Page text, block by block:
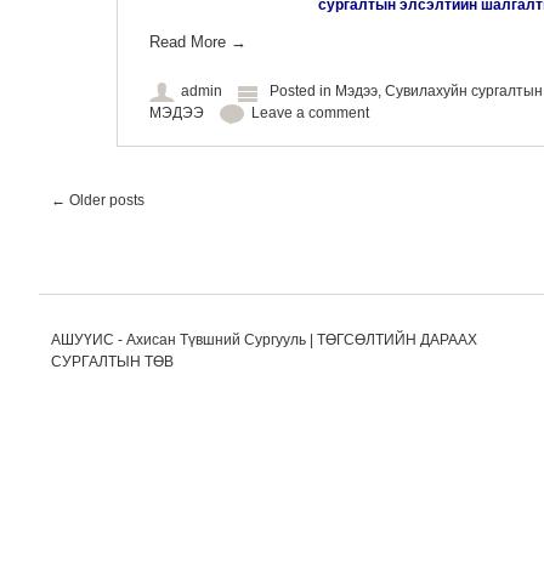
сургалтын элсэлтийн
Read More →
admin Posted in Мэдээ, Сувилахуйн
МЭДЭЭ
Leave a comment
Post navigation
← Older posts
АШУҮИС - Ахисан Түвшний Сургууль | ТӨГСӨЛТИЙН ДАРААХ
СУРГАЛТЫН ТӨВ